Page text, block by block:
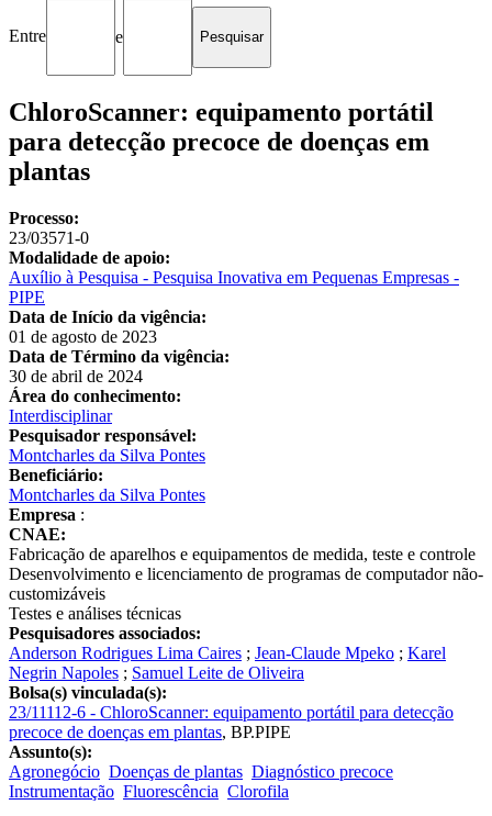
Entre e
ChloroScanner: equipamento portátil
para detecção precoce de doenças em
plantas
Processo:
23/03571-0
Modalidade de apoio:
Auxílio à Pesquisa - Pesquisa Inovativa em Pequenas Empresas -
PIPE
Data de Início da vigência:
01 de agosto de 2023
Data de Término da vigência:
30 de abril de 2024
Área do conhecimento:
Interdisciplinar
Pesquisador responsável:
Montcharles da Silva Pontes
Beneficiário:
Montcharles da Silva Pontes
Empresa :
CNAE:
Fabricação de aparelhos e equipamentos de medida, teste e controle
Desenvolvimento e licenciamento de programas de computador não-
customizáveis
Testes e análises técnicas
Pesquisadores associados:
Anderson Rodrigues Lima Caires ; Jean-Claude Mpeko ; Karel
Negrin Napoles ; Samuel Leite de Oliveira
Bolsa(s) vinculada(s):
23/11112-6 - ChloroScanner: equipamento portátil para detecção
precoce de doenças em plantas, BP.PIPE
Assunto(s):
Agronegócio Doenças de plantas Diagnóstico precoce
Instrumentação Fluorescência Clorofila